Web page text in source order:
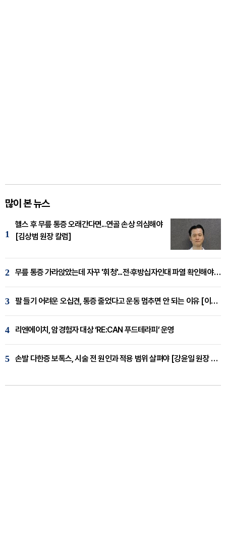
많이 본 뉴스
1
헬스 후 무릎 통증 오래간다면...연골 손상 의심해야
[김상범 원장 칼럼]
2 무릎 통증 가라앉았는데 자꾸 '휘청'...전·후방십자인대 파열 확인해야 [곽우경 원장 칼럼]
3 팔 들기 어려운 오십견, 통증 줄었다고 운동 멈추면 안 되는 이유 [이병욱 원장 칼럼]
4 리엔에이치, 암경험자 대상 ‘RE:CAN 푸드테라피’ 운영
5 손발 다한증 보톡스, 시술 전 원인과 적용 범위 살펴야 [강윤일 원장 칼럼]